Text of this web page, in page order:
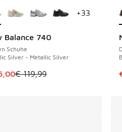
Balance 740
Schuhe
Silver - Metallic Silver
Artikel ist im Sale. Der Preis
€ 119,99
24 €
+33